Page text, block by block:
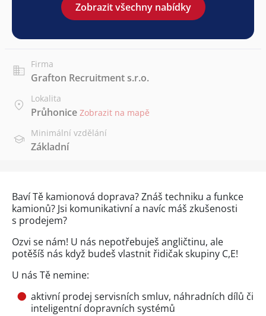
Zobrazit všechny nabídky
Firma
Grafton Recruitment s.r.o.
Lokalita
Průhonice Zobrazit na mapě
Minimální vzdělání
Základní
Baví Tě kamionová doprava? Znáš techniku a funkce
kamionů? Jsi komunikativní a navíc máš zkušenosti
s prodejem?
Ozvi se nám! U nás nepotřebuješ angličtinu, ale
potěšíš nás když budeš vlastnit řidičak skupiny C,E!
U nás Tě nemine:
aktivní prodej servisních smluv, náhradních dílů či
inteligentní dopravních systémů